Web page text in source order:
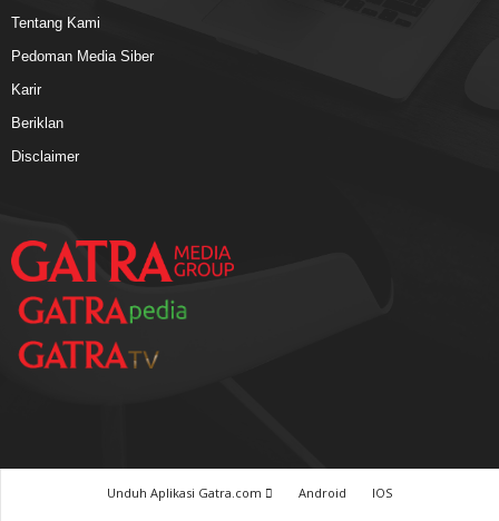
Tentang Kami
Pedoman Media Siber
Karir
Beriklan
Disclaimer
Unduh Aplikasi Gatra.com Android
IOS